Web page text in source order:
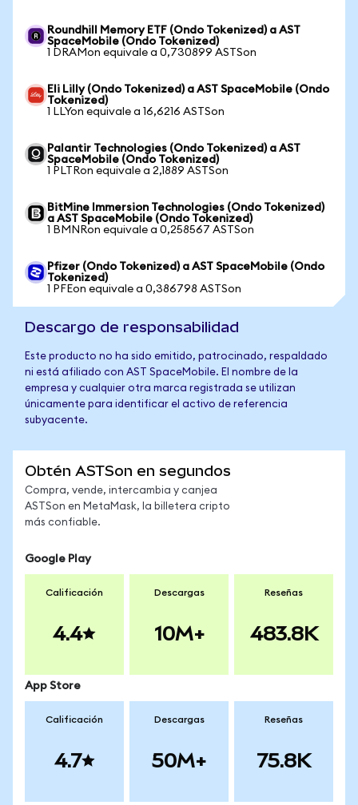
Roundhill Memory ETF (Ondo Tokenized) a AST
SpaceMobile (Ondo Tokenized)
1 DRAMon equivale a 0,730899 ASTSon
Eli Lilly (Ondo Tokenized) a AST SpaceMobile (Ondo
Tokenized)
1 LLYon equivale a 16,6216 ASTSon
Palantir Technologies (Ondo Tokenized) a AST
SpaceMobile (Ondo Tokenized)
1 PLTRon equivale a 2,1889 ASTSon
BitMine Immersion Technologies (Ondo Tokenized)
a AST SpaceMobile (Ondo Tokenized)
1 BMNRon equivale a 0,258567 ASTSon
Pfizer (Ondo Tokenized) a AST SpaceMobile (Ondo
Tokenized)
1 PFEon equivale a 0,386798 ASTSon
Descargo de responsabilidad
Este producto no ha sido emitido, patrocinado, respaldado
ni está afiliado con AST SpaceMobile. El nombre de la
empresa y cualquier otra marca registrada se utilizan
únicamente para identificar el activo de referencia
subyacente.
Obtén ASTSon en segundos
Compra, vende, intercambia y canjea
ASTSon en MetaMask, la billetera cripto
más confiable.
Google Play
Calificación
4.4
Descargas
10M+
Reseñas
483.8K
App Store
Calificación
4.7
Descargas
50M+
Reseñas
75.8K